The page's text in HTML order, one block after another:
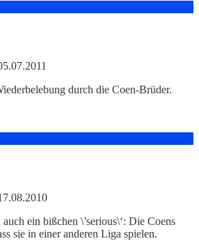
durch die Coen-Brüder.
ein bißchen \’serious\‘: Die Coens
sie in einer anderen Liga spielen.